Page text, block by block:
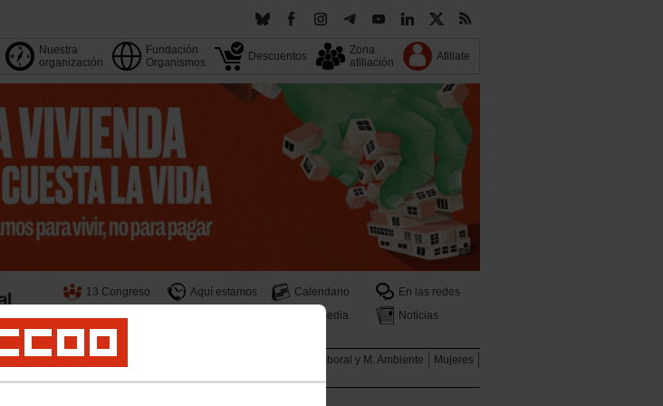
Nuestra
organización
Fundación
Organismos
Descuentos
Zona
afiliación
Afiliate
13 Congreso Aquí estamos Calendario
En las redes
Multimedia Noticias
Internacional Migraciones Salud Laboral y M. Ambiente
Mujeres